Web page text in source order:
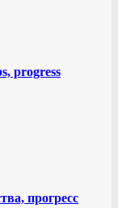
progress
прогресс